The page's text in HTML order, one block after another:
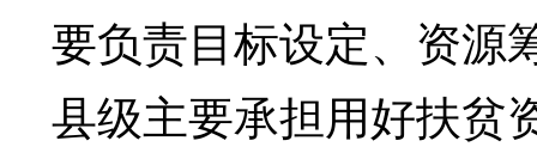
要负责目标设定、资源
县级主要承担用好扶贫